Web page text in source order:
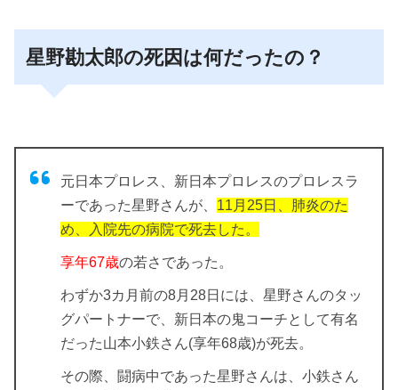
星野勘太郎の死因は何だったの？
元日本プロレス、新日本プロレスのプロレスラ
ーであった星野さんが、 11月25日、肺炎のた
め、入院先の病院で死去した。
享年67歳の若さであった。
わずか3カ月前の8月28日には、星野さんのタッ
グパートナーで、新日本の鬼コーチとして有名
だった山本小鉄さん(享年68歳)が死去。
その際、闘病中であった星野さんは、小鉄さん